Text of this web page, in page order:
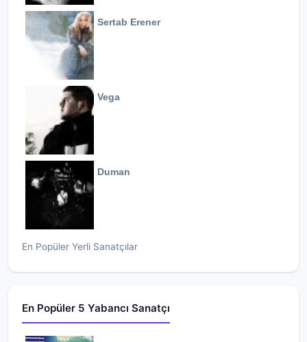
Sertab Erener
Vega
Duman
En Popüler Yerli Sanatçılar
En Popüler 5 Yabancı Sanatçı